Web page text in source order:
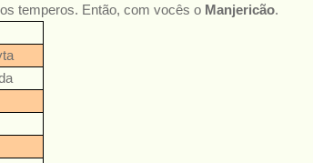
temperos. Então, com vocês o Manjericão.